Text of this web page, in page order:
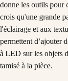
donne les outils pour
crois qu'une grande
l'éclairage et aux
permettent d’ajouter
à LED sur les objets
tamisé à la pièce.